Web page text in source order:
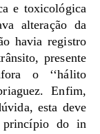
e toxicológica
alteração da
havia registro
presente
o ‘‘hálito
Enfim,
esta deve
princípio do in